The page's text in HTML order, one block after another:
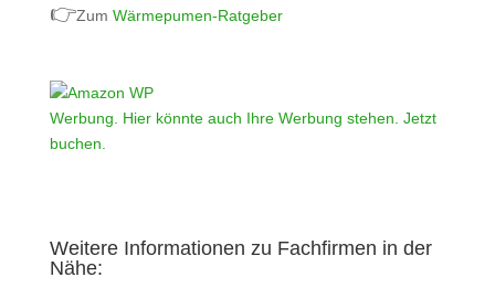
👉Zum Wärmepumen-Ratgeber
Werbung. Hier könnte auch Ihre Werbung stehen. Jetzt
buchen.
Weitere Informationen zu Fachfirmen in der
Nähe: